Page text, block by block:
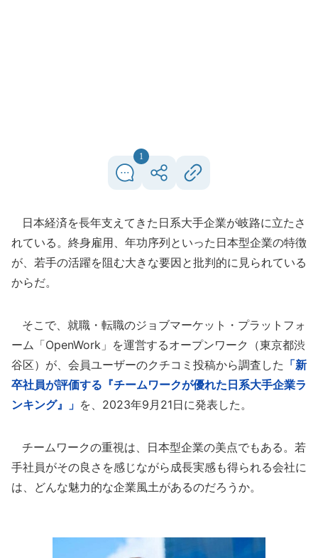
1
日本経済を長年支えてきた日系大手企業が岐路に立たさ
れている。終身雇用、年功序列といった日本型企業の特徴
が、若手の活躍を阻む大きな要因と批判的に見られている
からだ。
そこで、就職・転職のジョブマーケット・プラットフォ
ーム「OpenWork」を運営するオープンワーク（東京都渋
谷区）が、会員ユーザーのクチコミ投稿から調査した 「新
卒社員が評価する『チームワークが優れた日系大手企業ラ
ンキング』」 を、2023年9月21日に発表した。
チームワークの重視は、日本型企業の美点でもある。若
手社員がその良さを感じながら成長実感も得られる会社に
は、どんな魅力的な企業風土があるのだろうか。